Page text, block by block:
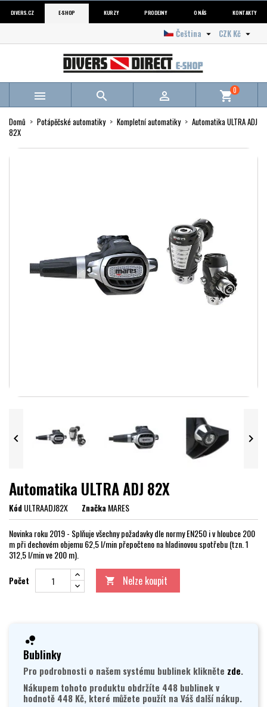
DIVERS.CZ E-SHOP KURZY PRODEJNY O NÁS KONTAKTY
CZK Kč 
Čeština 
   shopping_cart0
Domů Potápěčské automatiky Kompletní automatiky
Automatika ULTRA ADJ
82X
 
Automatika ULTRA ADJ 82X
KódULTRAADJ82X ZnačkaMARES
Novinka roku 2019 - Splňuje všechny požadavky dle normy EN250 i v hloubce 200
m při dechovém objemu 62,5 l/min přepočteno na hladinovou spotřebu (tzn. 1
312,5 l/min ve 200 m).
Počet  Nelze koupit
Bublinky
Pro podrobnosti o našem systému bublinek klikněte zde.
Nákupem tohoto produktu obdržíte 448 bublinek v
hodnotě 448 Kč, které můžete použít na Váš další nákup.